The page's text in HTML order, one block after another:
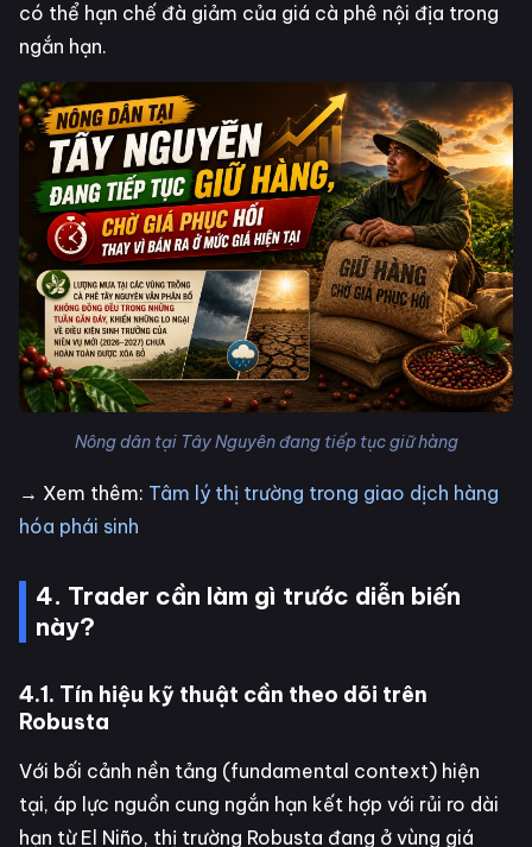
có thể hạn chế đà giảm của giá cà phê nội địa trong
ngắn hạn.
Nông dân tại Tây Nguyên đang tiếp tục giữ hàng
→ Xem thêm: Tâm lý thị trường trong giao dịch hàng
hóa phái sinh
4. Trader cần làm gì trước diễn biến
này?
4.1. Tín hiệu kỹ thuật cần theo dõi trên
Robusta
Với bối cảnh nền tảng (fundamental context) hiện
tại, áp lực nguồn cung ngắn hạn kết hợp với rủi ro dài
hạn từ El Niño, thị trường Robusta đang ở vùng giá